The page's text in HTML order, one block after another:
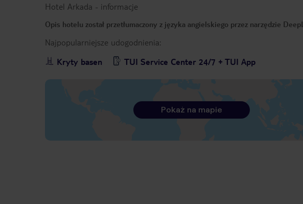
Hotel Arkada - informacje
Opis hotelu został przetłumaczony z języka angielskiego przez narzędzie DeepL
Najpopularniejsze udogodnienia:
Kryty basen
TUI Service Center 24/7 + TUI App
Pokaż na mapie